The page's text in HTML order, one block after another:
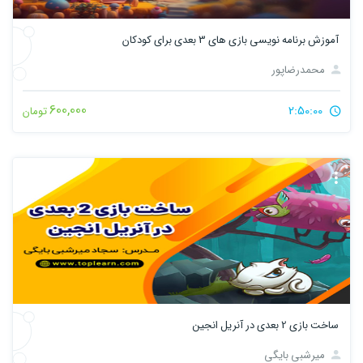
آموزش برنامه نویسی بازی های 3 بعدی برای کودکان
محمدرضاپور
600,000تومان
ساخت بازی 2 بعدی در آنریل انجین
میرشبی بایگی